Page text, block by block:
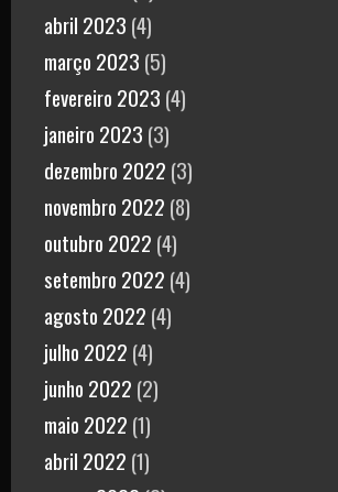
abril 2023 (4)
março 2023 (5)
fevereiro 2023 (4)
janeiro 2023 (3)
dezembro 2022 (3)
novembro 2022 (8)
outubro 2022 (4)
setembro 2022 (4)
agosto 2022 (4)
julho 2022 (4)
junho 2022 (2)
maio 2022 (1)
abril 2022 (1)